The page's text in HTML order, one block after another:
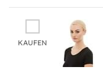
KAUFEN